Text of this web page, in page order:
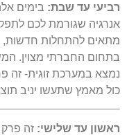
רביעי עד שבת: בימים
אנרגיה שגורמת לכם
מתאים להתחלות חדשות,
בתחום החברתי מצוין.
נמצא במערכת זוגית- זה
כול מאמץ שתעשו יניב
ראשון עד שלישי: זה